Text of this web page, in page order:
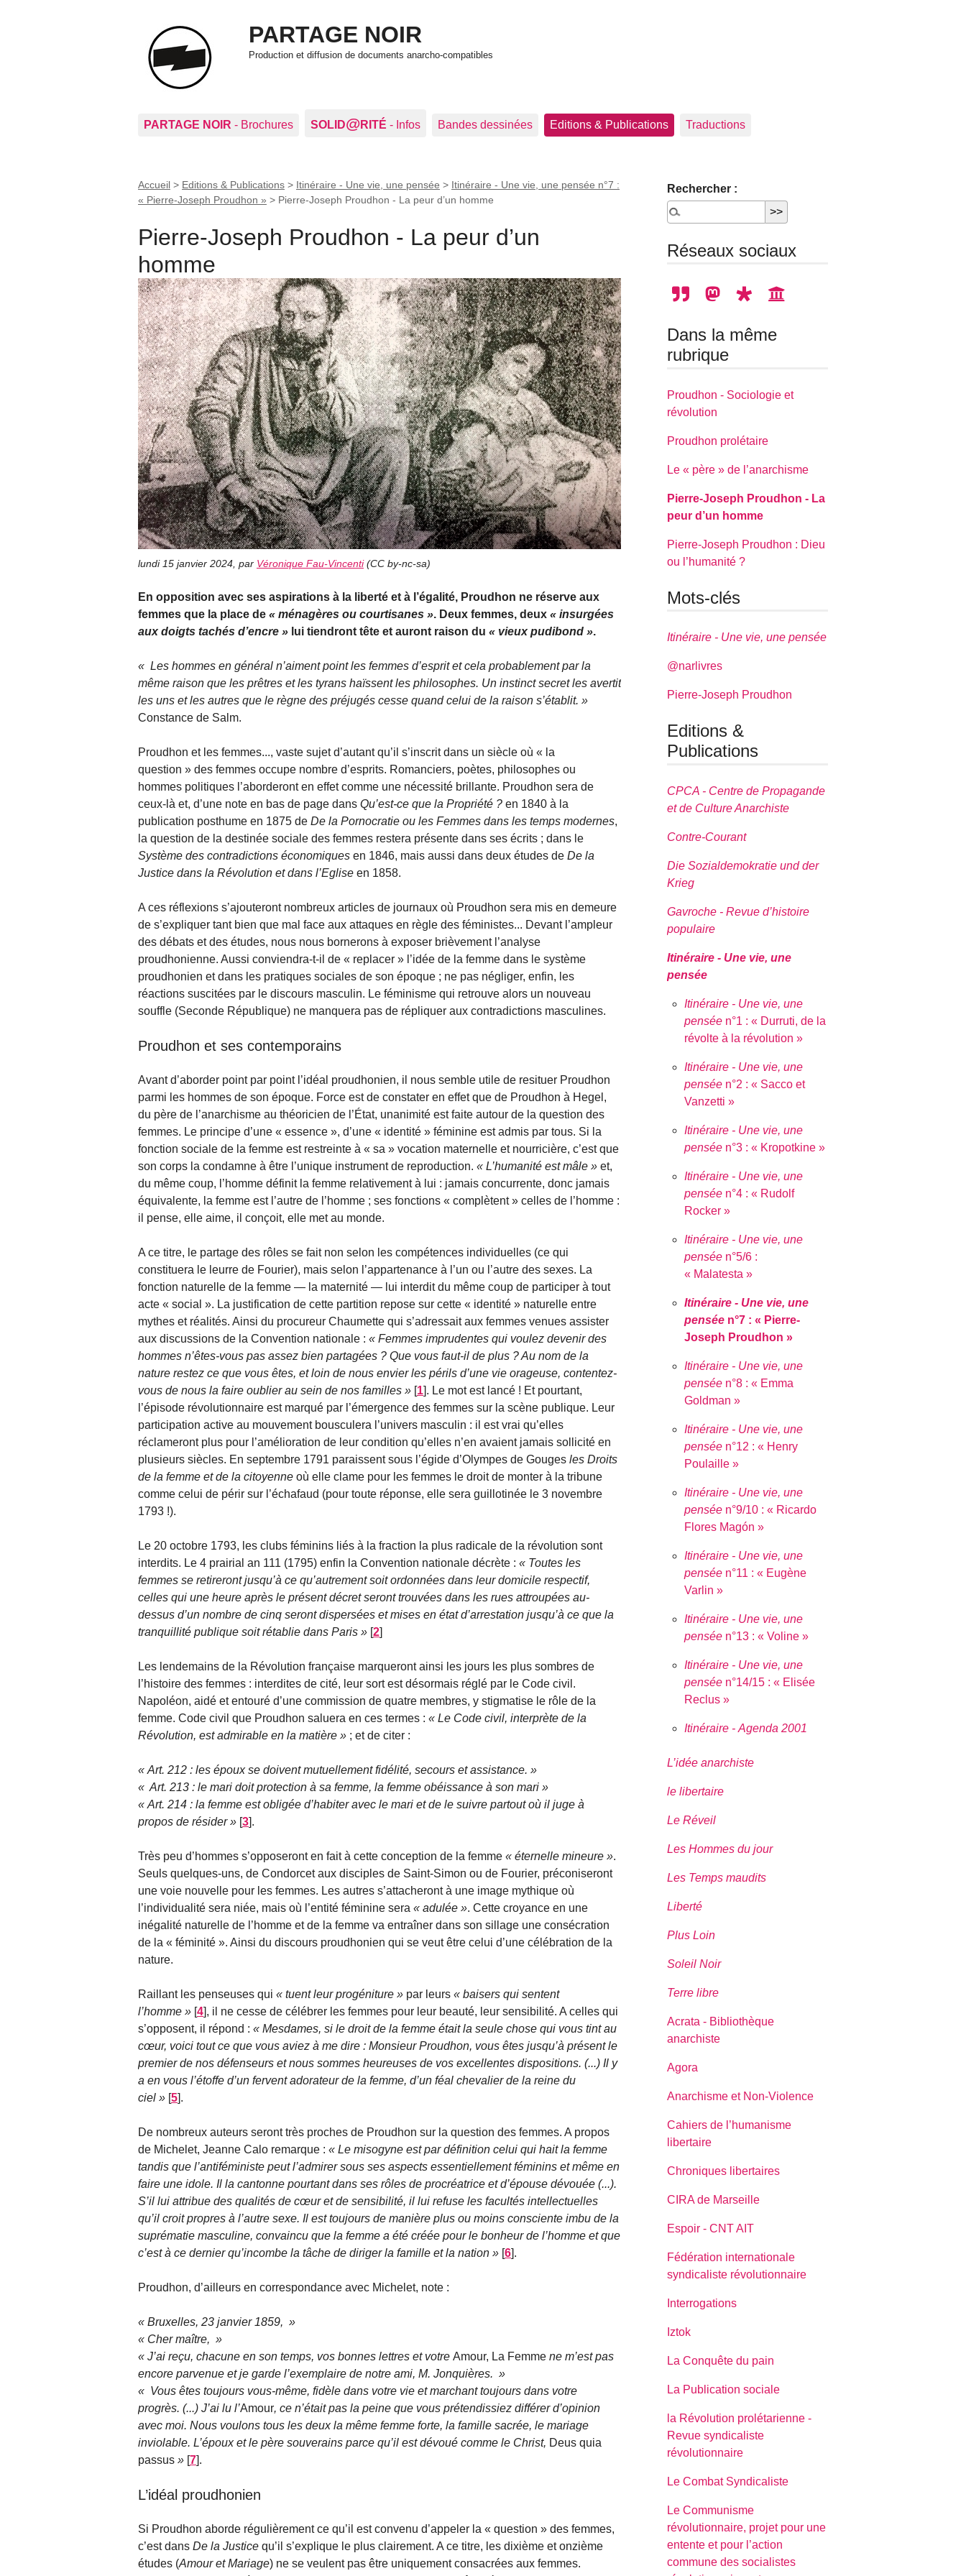
PARTAGE NOIR
Production et diffusion de documents anarcho-compatibles
PARTAGE NOIR - Brochures SOLID@RITÉ - Infos Bandes dessinées Editions & Publications Traductions
Accueil > Editions & Publications > Itinéraire - Une vie, une pensée > Itinéraire - Une vie, une pensée n°7 :
« Pierre-Joseph Proudhon » > Pierre-Joseph Proudhon - La peur d’un homme
Pierre-Joseph Proudhon - La peur d’un
homme
lundi 15 janvier 2024, par Véronique Fau-Vincenti (CC by-nc-sa)
En opposition avec ses aspirations à la liberté et à l’égalité, Proudhon ne réserve aux
femmes que la place de « ménagères ou courtisanes ». Deux femmes, deux « insurgées
aux doigts tachés d’encre » lui tiendront tête et auront raison du « vieux pudibond ».
Les hommes en général n’aiment point les femmes d’esprit et cela probablement par la
même raison que les prêtres et les tyrans haïssent les philosophes. Un instinct secret les avertit
les uns et les autres que le règne des préjugés cesse quand celui de la raison s’établit.
Constance de Salm.
Proudhon et les femmes..., vaste sujet d’autant qu’il s’inscrit dans un siècle où « la
question » des femmes occupe nombre d’esprits. Romanciers, poètes, philosophes ou
hommes politiques l’aborderont en effet comme une nécessité brillante. Proudhon sera de
ceux-là et, d’une note en bas de page dans Qu’est-ce que la Propriété ? en 1840 à la
publication posthume en 1875 de De la Pornocratie ou les Femmes dans les temps modernes,
la question de la destinée sociale des femmes restera présente dans ses écrits ; dans le
Système des contradictions économiques en 1846, mais aussi dans deux études de De la
Justice dans la Révolution et dans l’Eglise en 1858.
A ces réflexions s’ajouteront nombreux articles de journaux où Proudhon sera mis en demeure
de s’expliquer tant bien que mal face aux attaques en règle des féministes... Devant l’ampleur
des débats et des études, nous nous bornerons à exposer brièvement l’analyse
proudhonienne. Aussi conviendra-t-il de « replacer » l’idée de la femme dans le système
proudhonien et dans les pratiques sociales de son époque ; ne pas négliger, enfin, les
réactions suscitées par le discours masculin. Le féminisme qui retrouve alors un nouveau
souffle (Seconde République) ne manquera pas de répliquer aux contradictions masculines.
Proudhon et ses contemporains
Avant d’aborder point par point l’idéal proudhonien, il nous semble utile de resituer Proudhon
parmi les hommes de son époque. Force est de constater en effet que de Proudhon à Hegel,
du père de l’anarchisme au théoricien de l’État, unanimité est faite autour de la question des
femmes. Le principe d’une « essence », d’une « identité » féminine est admis par tous. Si la
fonction sociale de la femme est restreinte à « sa » vocation maternelle et nourricière, c’est que
son corps la condamne à être l’unique instrument de reproduction.
L’humanité est mâle
et,
du même coup, l’homme définit la femme relativement à lui : jamais concurrente, donc jamais
équivalente, la femme est l’autre de l’homme ; ses fonctions « complètent » celles de l’homme :
il pense, elle aime, il conçoit, elle met au monde.
A ce titre, le partage des rôles se fait non selon les compétences individuelles (ce qui
constituera le leurre de Fourier), mais selon l’appartenance à l’un ou l’autre des sexes. La
fonction naturelle de la femme — la maternité — lui interdit du même coup de participer à tout
acte « social ». La justification de cette partition repose sur cette « identité » naturelle entre
mythes et réalités. Ainsi du procureur Chaumette qui s’adressait aux femmes venues assister
aux discussions de la Convention nationale :
Femmes imprudentes qui voulez devenir des
hommes n’êtes-vous pas assez bien partagées ? Que vous faut-il de plus ? Au nom de la
nature restez ce que vous êtes, et loin de nous envier les périls d’une vie orageuse, contentez-
vous de nous la faire oublier au sein de nos familles
[1]. Le mot est lancé ! Et pourtant,
l’épisode révolutionnaire est marqué par l’émergence des femmes sur la scène publique. Leur
participation active au mouvement bousculera l’univers masculin : il est vrai qu’elles
réclameront plus pour l’amélioration de leur condition qu’elles n’en avaient jamais sollicité en
plusieurs siècles. En septembre 1791 paraissent sous l’égide d’Olympes de Gouges les Droits
de la femme et de la citoyenne où elle clame pour les femmes le droit de monter à la tribune
comme celui de périr sur l’échafaud (pour toute réponse, elle sera guillotinée le 3 novembre
1793 !).
Le 20 octobre 1793, les clubs féminins liés à la fraction la plus radicale de la révolution sont
interdits. Le 4 prairial an 111 (1795) enfin la Convention nationale décrète :
Toutes les
femmes se retireront jusqu’à ce qu’autrement soit ordonnées dans leur domicile respectif,
celles qui une heure après le présent décret seront trouvées dans les rues attroupées au-
dessus d’un nombre de cinq seront dispersées et mises en état d’arrestation jusqu’à ce que la
tranquillité publique soit rétablie dans Paris
[2]
Les lendemains de la Révolution française marqueront ainsi les jours les plus sombres de
l’histoire des femmes : interdites de cité, leur sort est désormais réglé par le Code civil.
Napoléon, aidé et entouré d’une commission de quatre membres, y stigmatise le rôle de la
femme. Code civil que Proudhon saluera en ces termes :
Le Code civil, interprète de la
Révolution, est admirable en la matière
; et de citer :
Art. 212 : les époux se doivent mutuellement fidélité, secours et assistance.
Art. 213 : le mari doit protection à sa femme, la femme obéissance à son mari
Art. 214 : la femme est obligée d’habiter avec le mari et de le suivre partout où il juge à
propos de résider
[3].
Très peu d’hommes s’opposeront en fait à cette conception de la femme éternelle mineure
.
Seuls quelques-uns, de Condorcet aux disciples de Saint-Simon ou de Fourier, préconiseront
une voie nouvelle pour les femmes. Les autres s’attacheront à une image mythique où
l’individualité sera niée, mais où l’entité féminine sera
adulée
. Cette croyance en une
inégalité naturelle de l’homme et de la femme va entraîner dans son sillage une consécration
de la « féminité ». Ainsi du discours proudhonien qui se veut être celui d’une célébration de la
nature.
Raillant les penseuses qui tuent leur progéniture par leurs
baisers qui sentent
l’homme
[4], il ne cesse de célébrer les femmes pour leur beauté, leur sensibilité. A celles qui
s’opposent, il répond :
Mesdames, si le droit de la femme était la seule chose qui vous tint au
cœur, voici tout ce que vous aviez à me dire : Monsieur Proudhon, vous êtes jusqu’à présent le
premier de nos défenseurs et nous sommes heureuses de vos excellentes dispositions. (...) Il y
a en vous l’étoffe d’un fervent adorateur de la femme, d’un féal chevalier de la reine du
ciel
[5].
De nombreux auteurs seront très proches de Proudhon sur la question des femmes. A propos
de Michelet, Jeanne Calo remarque :
Le misogyne est par définition celui qui hait la femme
tandis que l’antiféministe peut l’admirer sous ses aspects essentiellement féminins et même en
faire une idole. Il la cantonne pourtant dans ses rôles de procréatrice et d’épouse dévouée (...).
S’il lui attribue des qualités de cœur et de sensibilité, il lui refuse les facultés intellectuelles
qu’il croit propres à l’autre sexe. Il est toujours de manière plus ou moins consciente imbu de la
suprématie masculine, convaincu que la femme a été créée pour le bonheur de l’homme et que
c’est à ce dernier qu’incombe la tâche de diriger la famille et la nation
[6].
Proudhon, d’ailleurs en correspondance avec Michelet, note :
Bruxelles, 23 janvier 1859,
Cher maître,
J’ai reçu, chacune en son temps, vos bonnes lettres et votre Amour, La Femme ne m’est pas
encore parvenue et je garde l’exemplaire de notre ami, M. Jonquières.
Vous êtes toujours vous-même, fidèle dans votre vie et marchant toujours dans votre
progrès. (...) J’ai lu l’Amour, ce n’était pas la peine que vous prétendissiez différer d’opinion
avec moi. Nous voulons tous les deux la même femme forte, la famille sacrée, le mariage
inviolable. L’époux et le père souverains parce qu’il est dévoué comme le Christ, Deus quia
passus
[7].
L’idéal proudhonien
Si Proudhon aborde régulièrement ce qu’il est convenu d’appeler la « question » des femmes,
c’est dans De la Justice qu’il s’explique le plus clairement. A ce titre, les dixième et onzième
études (Amour et Mariage) ne se veulent pas être uniquement consacrées aux femmes.
Rechercher :
Réseaux sociaux
Dans la même
rubrique
Proudhon - Sociologie et
révolution
Proudhon prolétaire
Le « père » de l’anarchisme
Pierre-Joseph Proudhon - La
peur d’un homme
Pierre-Joseph Proudhon : Dieu
ou l’humanité ?
Mots-clés
Itinéraire - Une vie, une pensée
@narlivres
Pierre-Joseph Proudhon
Editions &
Publications
CPCA - Centre de Propagande
et de Culture Anarchiste
Contre-Courant
Die Sozialdemokratie und der
Krieg
Gavroche - Revue d’histoire
populaire
Itinéraire - Une vie, une
pensée
Itinéraire - Une vie, une
pensée n°1 : « Durruti, de la
révolte à la révolution »
Itinéraire - Une vie, une
pensée n°2 : « Sacco et
Vanzetti »
Itinéraire - Une vie, une
pensée n°3 : « Kropotkine »
Itinéraire - Une vie, une
pensée n°4 : « Rudolf
Rocker »
Itinéraire - Une vie, une
pensée n°5/6 :
« Malatesta »
Itinéraire - Une vie, une
pensée n°7 : « Pierre-
Joseph Proudhon »
Itinéraire - Une vie, une
pensée n°8 : « Emma
Goldman »
Itinéraire - Une vie, une
pensée n°12 : « Henry
Poulaille »
Itinéraire - Une vie, une
pensée n°9/10 : « Ricardo
Flores Magón »
Itinéraire - Une vie, une
pensée n°11 : « Eugène
Varlin »
Itinéraire - Une vie, une
pensée n°13 : « Voline »
Itinéraire - Une vie, une
pensée n°14/15 : « Elisée
Reclus »
Itinéraire - Agenda 2001
L’idée anarchiste
le libertaire
Le Réveil
Les Hommes du jour
Les Temps maudits
Liberté
Plus Loin
Soleil Noir
Terre libre
Acrata - Bibliothèque
anarchiste
Agora
Anarchisme et Non-Violence
Cahiers de l’humanisme
libertaire
Chroniques libertaires
CIRA de Marseille
Espoir - CNT AIT
Fédération internationale
syndicaliste révolutionnaire
Interrogations
Iztok
La Conquête du pain
La Publication sociale
la Révolution prolétarienne -
Revue syndicaliste
révolutionnaire
Le Combat Syndicaliste
Le Communisme
révolutionnaire, projet pour une
entente et pour l’action
commune des socialistes